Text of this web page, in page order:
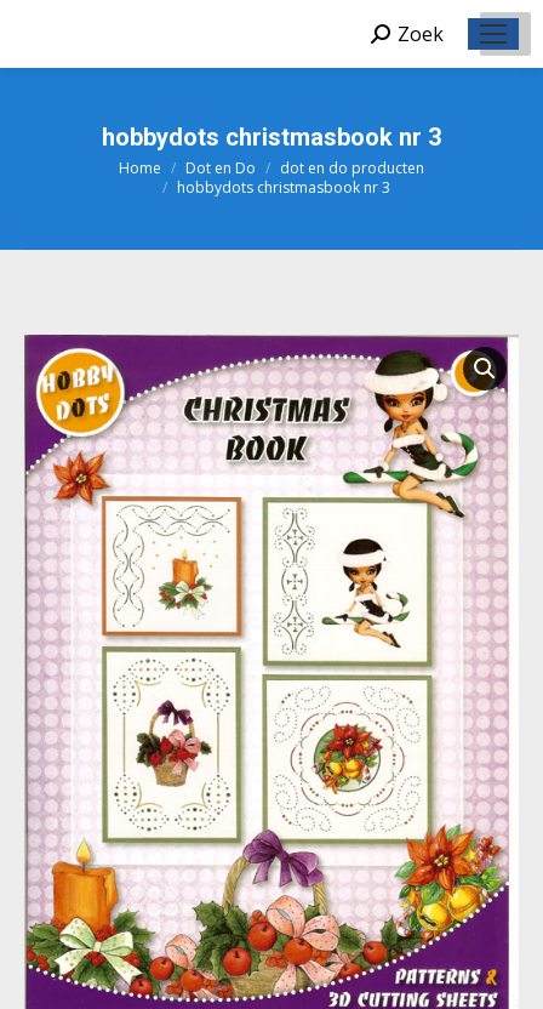
Zoeken:
Zoek
hobbydots christmasbook nr 3
Je bent hier:Home Dot en Do
dot en do producten
hobbydots christmasbook nr 3